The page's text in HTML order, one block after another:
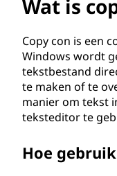
Wat is
Copy con is een
Windows wordt
tekstbestand
te maken of te
manier om tekst
teksteditor te
Hoe